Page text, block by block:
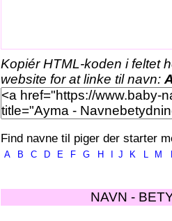
Kopiér HTML-koden i feltet
website for at linke til navn:
Find navne til piger der starter
A B C D E F G H J K L M
NAVN -